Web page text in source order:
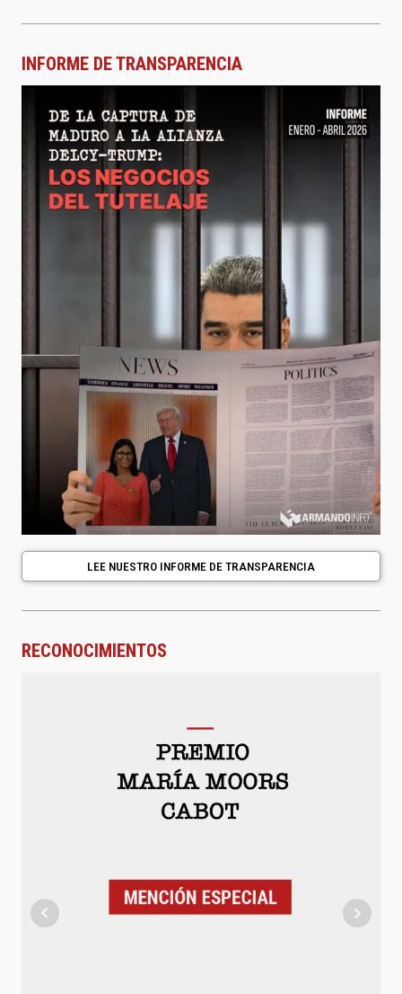
INFORME DE TRANSPARENCIA
LEE NUESTRO INFORME DE TRANSPARENCIA
RECONOCIMIENTOS